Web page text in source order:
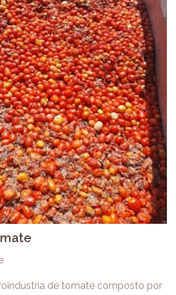
de tomate composto por